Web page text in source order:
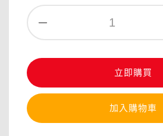
立即購買
加入購物車